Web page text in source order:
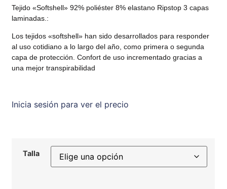
Tejido «Softshell» 92% poliéster 8% elastano Ripstop 3 capas
laminadas.:
Los tejidos «softshell» han sido desarrollados para responder
al uso cotidiano a lo largo del año, como primera o segunda
capa de protección. Confort de uso incrementado gracias a
una mejor transpirabilidad
Inicia sesión para ver el precio
Talla